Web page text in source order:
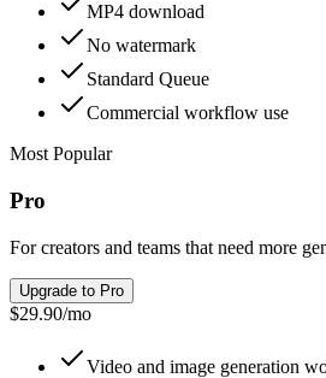
MP4 download
No watermark
Standard Queue
Commercial workflow use
Most Popular
Pro
For creators and teams that need more
Upgrade to Pro
$29.90/mo
Video and image generation